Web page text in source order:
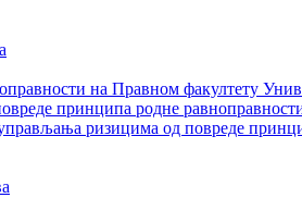
на Правном факултету
принципа родне
ризицима од повреде